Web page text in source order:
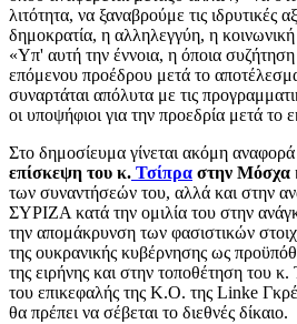
λιτότητα, να ξαναβρούμε τις ιδρυτικές
δημοκρατία, η αλληλεγγύη, η
«Υπ' αυτή την έννοια, η όποια
επόμενου προέδρου μετά το
συναρτάται απόλυτα με τις
οι υποψήφιοι για την προεδρία μετά το
Στο δημοσίευμα γίνεται ακόμη
επίσκεψη του κ. Τσίπρα στην Μόσχα
των συναντήσεών του, αλλά και στην
ΣΥΡΙΖΑ κατά την ομιλία του στην
την απομάκρυνση των φασιστικών
της ουκρανικής κυβέρνησης ως
της ειρήνης και στην τοποθέτηση του
του επικεφαλής της Κ.Ο. της Linke
θα πρέπει να σέβεται το διεθνές δίκαιο.